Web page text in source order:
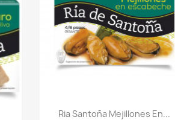
Vista rápida
Ria Santoña Mejillones En...